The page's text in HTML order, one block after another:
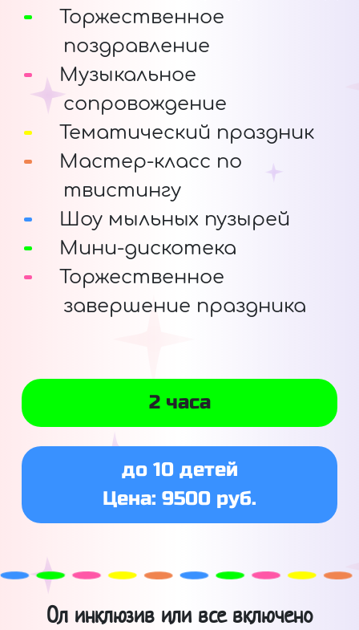
Торжественное
поздравление
Музыкальное
сопровождение
Тематический праздник
Мастер-класс по
твистингу
Шоу мыльных пузырей
Мини-дискотека
Торжественное
завершение праздника
2 часа
до 10 детей
Цена: 9500 руб.
Ол инклюзив или все включено